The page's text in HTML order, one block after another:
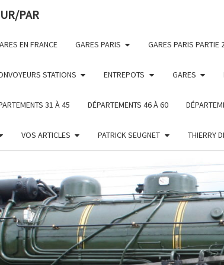
PAR
EN FRANCE GARES PARIS GARES PARIS PARTIE
STATIONS ENTREPOTS GARES
31 À 45 DÉPARTEMENTS 46 À 60
VOS ARTICLES PATRICK SEUGNET THIERRY